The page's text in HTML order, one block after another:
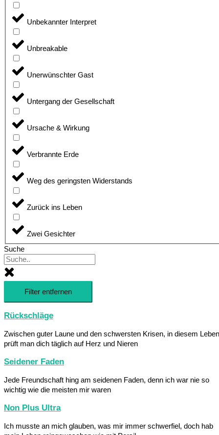
Unbekannter Interpret
Unbreakable
Unerwünschter Gast
Untergang der Gesellschaft
Ursache & Wirkung
Verbrannte Erde
Weg des geringsten Widerstands
Zurück ins Leben
Zwei Gesichter
Suche
Filter entfernen
Rückschläge
Zwischen guter Laune und den schwersten Krisen, in diesem Leben
prüft man dich täglich auf Herz und Nieren
Seidener Faden
Jede Freundschaft hing am seidenen Faden, denn ich war nie so
wichtig wie die meisten mir waren
Non Plus Ultra
Ich musste an mich glauben, was mir immer schwerfiel, doch hab